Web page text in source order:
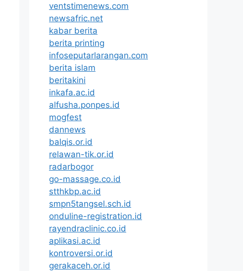
ventstimenews.com
newsafric.net
kabar berita
berita printing
infoseputarlarangan.com
berita islam
beritakini
inkafa.ac.id
alfusha.ponpes.id
mogfest
dannews
balqis.or.id
relawan-tik.or.id
radarbogor
go-massage.co.id
stthkbp.ac.id
smpn5tangsel.sch.id
onduline-registration.id
rayendraclinic.co.id
aplikasi.ac.id
kontroversi.or.id
gerakaceh.or.id